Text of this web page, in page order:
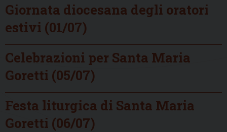
Giornata diocesana degli oratori
estivi (01/07)
Celebrazioni per Santa Maria
Goretti (05/07)
Festa liturgica di Santa Maria
Goretti (06/07)